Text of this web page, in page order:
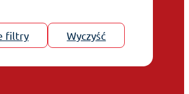
filtry Wyczyść